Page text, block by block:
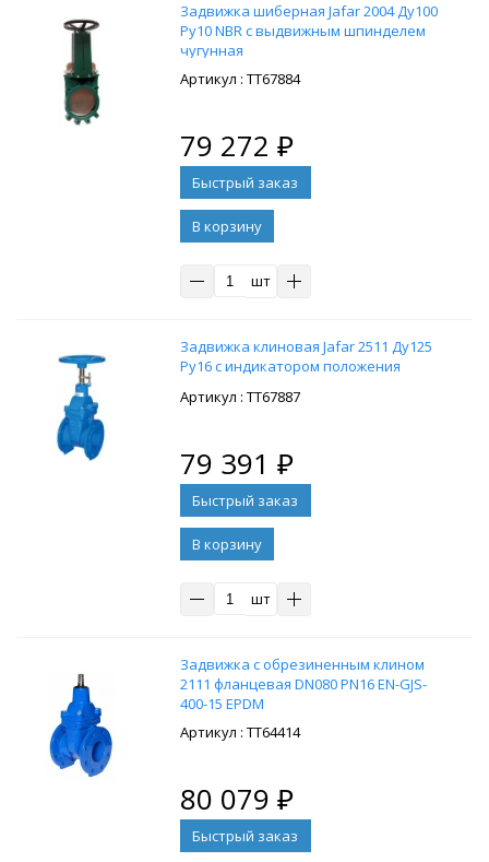
Задвижка шиберная Jafar 2004 Ду100
Ру10 NBR с выдвижным шпинделем
чугунная
: ТТ67884
79 272 ₽
В корзину
шт
Задвижка клиновая Jafar 2511 Ду125
Ру16 с индикатором положения
: ТТ67887
79 391 ₽
В корзину
шт
Задвижка с обрезиненным клином
2111 фланцевая DN080 PN16 EN-GJS-
400-15 EPDM
: ТТ64414
80 079 ₽